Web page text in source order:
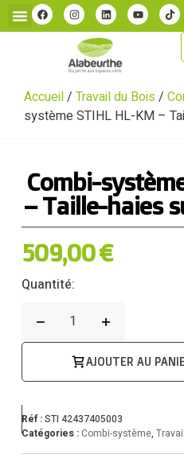
Accueil/ Travail du Bois /
système STIHL HL-KM –
Combi-
– Taille-haies
509,00€
Quantité:
AJOUTER AU
Réf :STI 42437405003
Catégories : Combi-système,